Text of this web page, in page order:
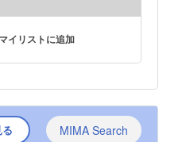
マイリストに追加
MIMA Search